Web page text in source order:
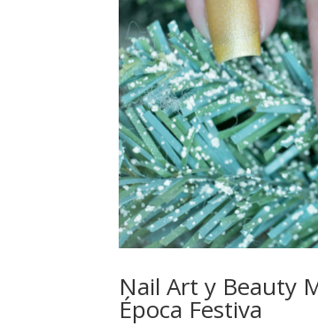
Nail Art y Beauty
Época Festiva